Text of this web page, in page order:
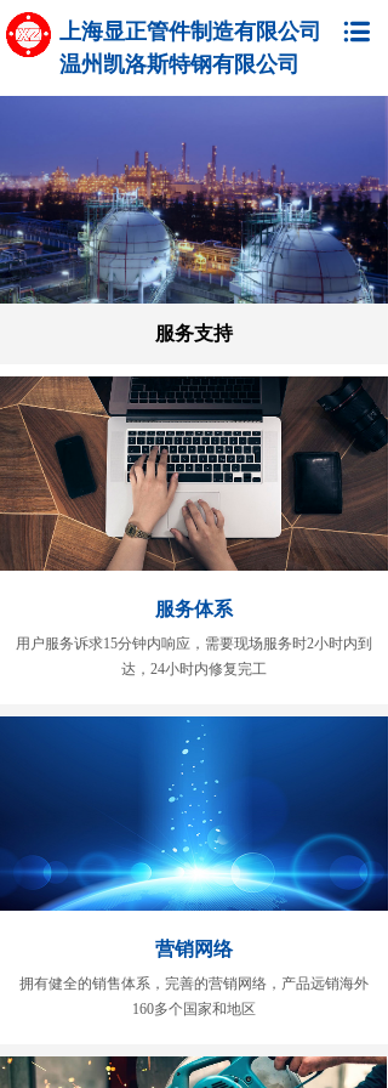
服务支持
营销网络
拥有健全的销售体系，完善的营销网络，产品远销海外
160多个国家和地区
服务体系
用户服务诉求15分钟内响应，需要现场服务时2小时内到
达，24小时内修复完工
上海显正管件制造有限公司
温州凯洛斯特钢有限公司